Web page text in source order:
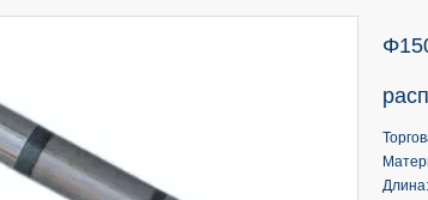
Длина: